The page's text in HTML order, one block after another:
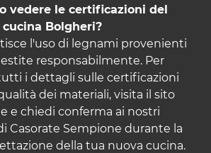
vedere le certificazioni del
Bolgheri?
l'uso di legnami provenienti
responsabilmente. Per
i dettagli sulle certificazioni
dei materiali, visita il sito
e chiedi conferma ai nostri
Casorate Sempione durante la
della tua nuova cucina.